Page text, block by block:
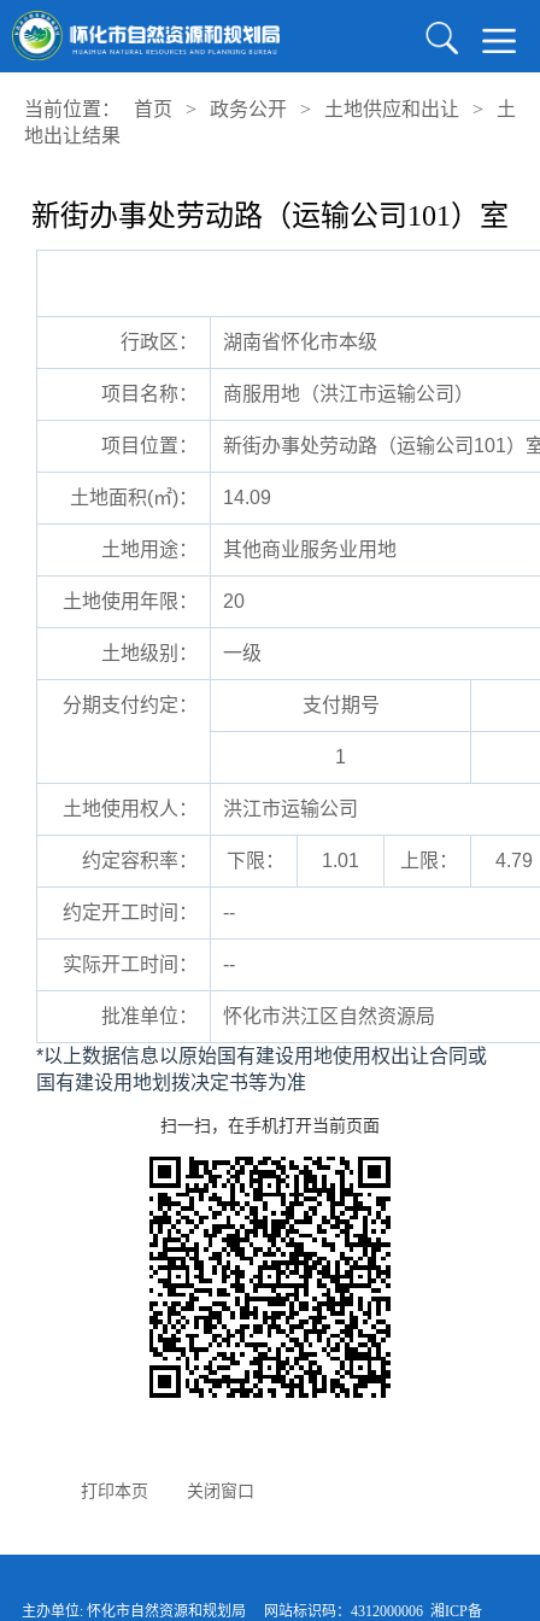
当前位置： 首页 > 政务公开 > 土地供应和出让 >
土
地出让结果
新街办事处劳动路（运输公司101）室
行政区： 湖南省怀化市本级
项目名称： 商服用地（洪江市运输公司）
项目位置： 新街办事处劳动路（运输公司101）
土地面积(㎡)： 14.09
土地用途： 其他商业服务业用地
土地使用年限： 20
土地级别： 一级
分期支付约定： 支付期号
1
土地使用权人： 洪江市运输公司
约定容积率： 下限： 1.01 上限： 4.79
约定开工时间： --
实际开工时间： --
批准单位：
怀化市洪江区自然资源局
*以上数据信息以原始国有建设用地使用权出让合同或
国有建设用地划拨决定书等为准
扫一扫，在手机打开当前页面
打印本页 关闭窗口
主办单位: 怀化市自然资源和规划局 网站标识码：4312000006湘ICP备